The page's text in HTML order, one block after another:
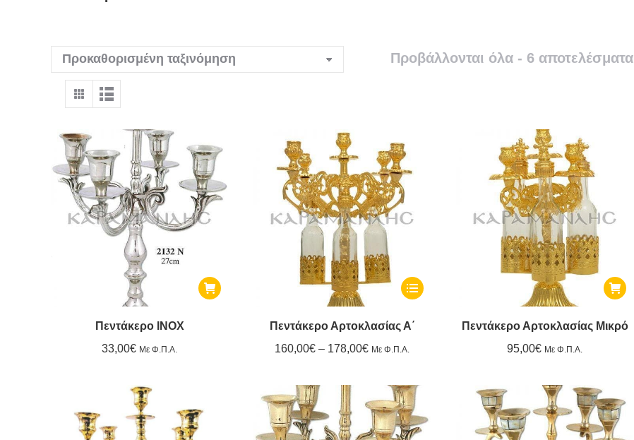
Προβάλλονται όλα - 6 αποτελέσματα
Πεντάκερο INOX
33,00€ Με Φ.Π.Α.
Αυτό
το
προϊόν
πολλαπλές
παραλλαγές.
Πεντάκερο Αρτοκλασίας Α΄
160,00€ – 178,00€Price
160,00€
through
178,00€
Με Φ.Π.Α.
Πεντάκερο Αρτοκλασίας Μικρό
95,00€ Με Φ.Π.Α.